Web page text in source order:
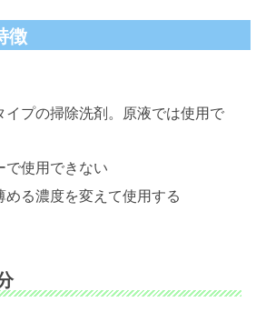
徴
イプの掃除洗剤。原液では使用で
で使用できない
める濃度を変えて使用する